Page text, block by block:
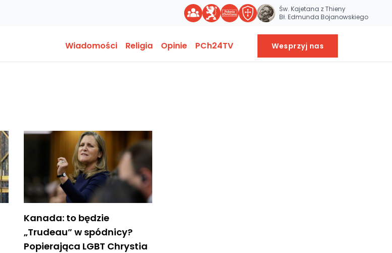
Św. Kajetana z Thieny
Bł. Edmunda Bojanowskiego
Wiadomości Religia Opinie PCh24TV Wesprzyj nas
Kanada: to będzie
„Trudeau” w spódnicy?
Popierająca LGBT Chrystia